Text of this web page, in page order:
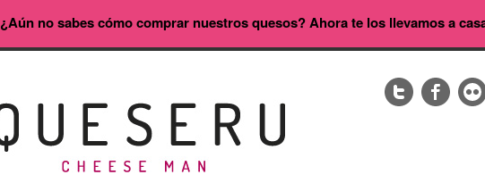
¿Aún no sabes cómo comprar nuestros quesos? Ahora te los llevamos a